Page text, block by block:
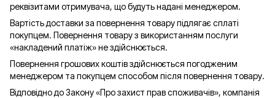
реквізитами отримувача, що будуть надані менеджером.
Вартість доставки за повернення товару підлягає сплаті
покупцем. Повернення товару з використанням послуги
«накладений платіж» не здійснюється.
Повернення грошових коштів здійснюється погодженим
менеджером та покупцем способом після повернення товару.
Відповідно до Закону «Про захист прав споживачів», компанія